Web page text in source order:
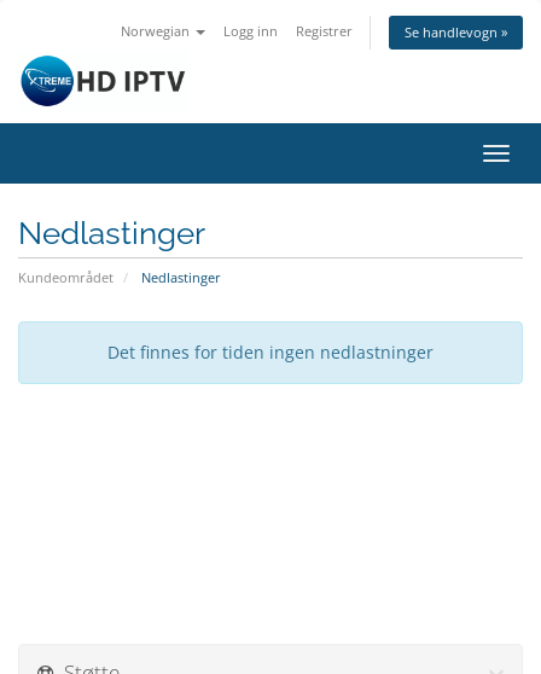
Norwegian Logg inn Registrer Se handlevogn »
Bytt
Nedlastinger
Kundeområdet Nedlastinger
Det finnes for tiden ingen nedlastninger